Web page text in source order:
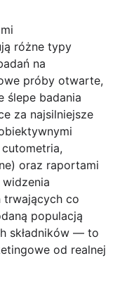
różne typy
na
próby otwarte,
ślepe badania
za najsilniejsze
oraz raportami
widzenia
trwających co
populacją
składników — to
od realnej